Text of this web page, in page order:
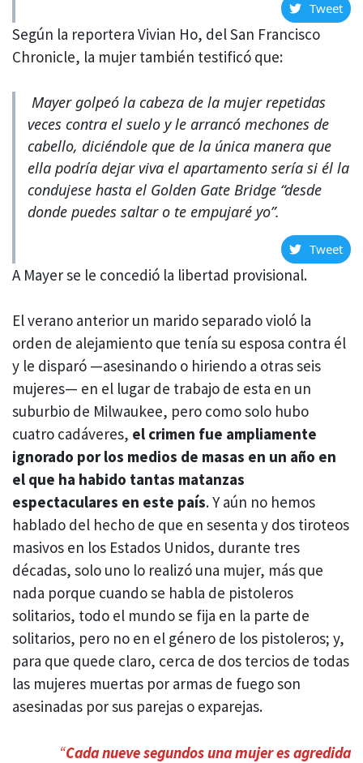
Tweet
Según la reportera Vivian Ho, del San Francisco
Chronicle, la mujer también testificó que:
Mayer golpeó la cabeza de la mujer repetidas
veces contra el suelo y le arrancó mechones de
cabello, diciéndole que de la única manera que
ella podría dejar viva el apartamento sería si él la
condujese hasta el Golden Gate Bridge “desde
donde puedes saltar o te empujaré yo”.
Tweet
A Mayer se le concedió la libertad provisional.
El verano anterior un marido separado violó la
orden de alejamiento que tenía su esposa contra él
y le disparó —asesinando o hiriendo a otras seis
mujeres— en el lugar de trabajo de esta en un
suburbio de Milwaukee, pero como solo hubo
cuatro cadáveres, el crimen fue ampliamente
ignorado por los medios de masas en un año en
el que ha habido tantas matanzas
espectaculares en este país. Y aún no hemos
hablado del hecho de que en sesenta y dos tiroteos
masivos en los Estados Unidos, durante tres
décadas, solo uno lo realizó una mujer, más que
nada porque cuando se habla de pistoleros
solitarios, todo el mundo se fija en la parte de
solitarios, pero no en el género de los pistoleros; y,
para que quede claro, cerca de dos tercios de todas
las mujeres muertas por armas de fuego son
asesinadas por sus parejas o exparejas.
“Cada nueve segundos una mujer es agredida